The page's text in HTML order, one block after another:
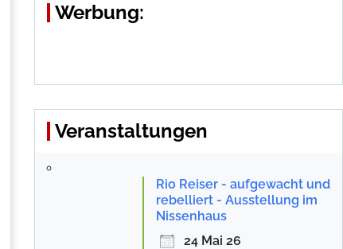
Werbung:
Veranstaltungen
Rio Reiser - aufgewacht und
rebelliert - Ausstellung im
Nissenhaus
24 Mai 26